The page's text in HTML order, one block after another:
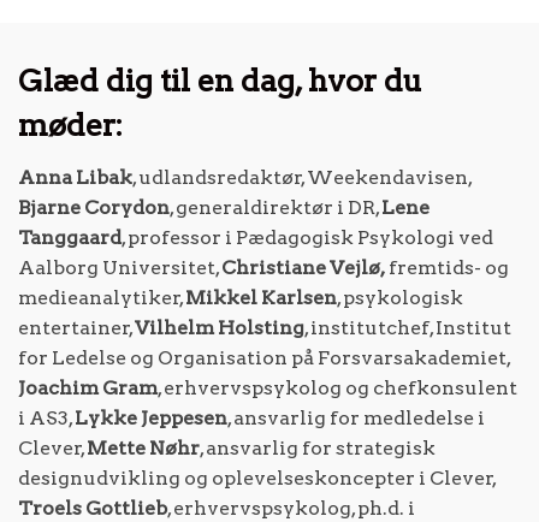
Glæd dig til en dag, hvor du
møder:
Anna Libak, udlandsredaktør, Weekendavisen,
Bjarne Corydon, generaldirektør i DR,Lene
Tanggaard, professor i Pædagogisk Psykologi ved
Aalborg Universitet,Christiane Vejlø, fremtids- og
medieanalytiker,Mikkel Karlsen, psykologisk
entertainer,Vilhelm Holsting, institutchef, Institut
for Ledelse og Organisation på Forsvarsakademiet,
Joachim Gram, erhvervspsykolog og chefkonsulent
i AS3,Lykke Jeppesen, ansvarlig for medledelse i
Clever,Mette Nøhr, ansvarlig for strategisk
designudvikling og oplevelseskoncepter i Clever,
Troels Gottlieb, erhvervspsykolog, ph.d. i